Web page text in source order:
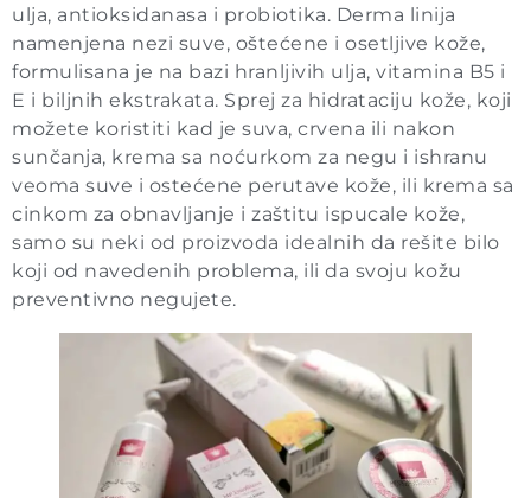
ulja, antioksidanasa i probiotika. Derma linija
namenjena nezi suve, oštećene i osetljive kože,
formulisana je na bazi hranljivih ulja, vitamina B5 i
E i biljnih ekstrakata. Sprej za hidrataciju kože, koji
možete koristiti kad je suva, crvena ili nakon
sunčanja, krema sa noćurkom za negu i ishranu
veoma suve i ostećene perutave kože, ili krema sa
cinkom za obnavljanje i zaštitu ispucale kože,
samo su neki od proizvoda idealnih da rešite bilo
koji od navedenih problema, ili da svoju kožu
preventivno negujete.